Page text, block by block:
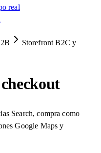
real
Storefront B2C y
Search, compra como
Google Maps y